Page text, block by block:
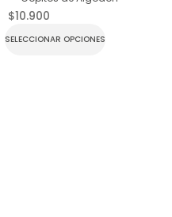
$10.900
SELECCIONAR OPCIONES